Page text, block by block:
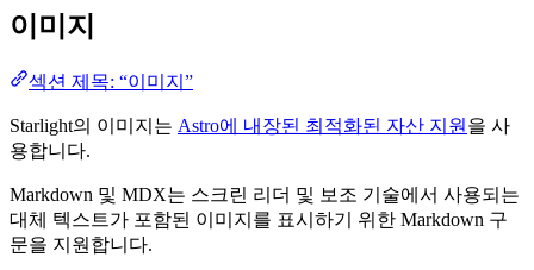
이미지
섹션 제목: “이미지”
Starlight의 이미지는 Astro에 내장된 최적화된 자산 지원 을 사
용합니다.
Markdown 및 MDX는 스크린 리더 및 보조 기술에서 사용되는
대체 텍스트가 포함된 이미지를 표시하기 위한 Markdown 구
문을 지원합니다.